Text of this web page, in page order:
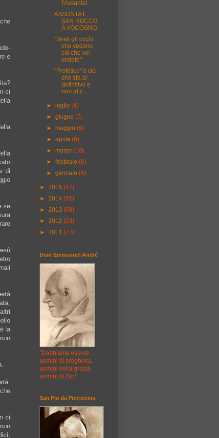
e
ci
di
se
la
ci
l'Assunta!
ASSUNTA E
SAN ROCCO
A VOCOGNO
"Beati gli occhi
che vedono
ciò che voi
vedete"
"Profetico" è ciò
che sta al
definitivo e
non al c...
► luglio(4)
►giugno(7)
►maggio(9)
►aprile(6)
►marzo(10)
►febbraio(6)
►gennaio(4)
► 2015 (47)
► 2014 (51)
► 2013 (68)
► 2012 (53)
► 2011 (77)
Dom Emmanuel André
"Dobbiamo essere
uomini di preghiera,
uomini della grazia,
uomini di Dio"
San Pio da Pietrelcina